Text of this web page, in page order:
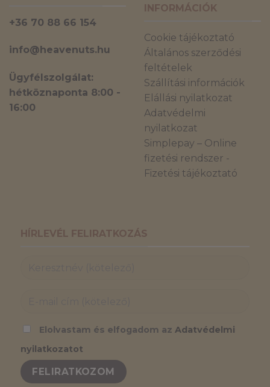
+36 70 88 66 154
info@heavenuts.hu
Ügyfélszolgálat:
hétköznaponta 8:00 -
16:00
INFORMÁCIÓK
Cookie tájékoztató
Általános szerződési
feltételek
Szállítási információk
Elállási nyilatkozat
Adatvédelmi
nyilatkozat
Simplepay – Online
fizetési rendszer -
Fizetési tájékoztató
HÍRLEVÉL FELIRATKOZÁS
Elolvastam és elfogadom az Adatvédelmi
nyilatkozatot